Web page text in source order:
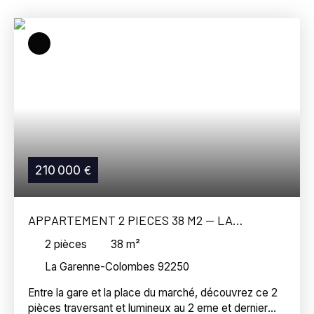
Budget max (€)
210 000 €
APPARTEMENT 2 PIECES 38 M2 — LA
GARENNE-COLOMBES (92250)
2 pièces 38 m²
La Garenne-Colombes 92250
Entre la gare et la place du marché, découvrez ce 2
pièces traversant et lumineux au 2 eme et dernier